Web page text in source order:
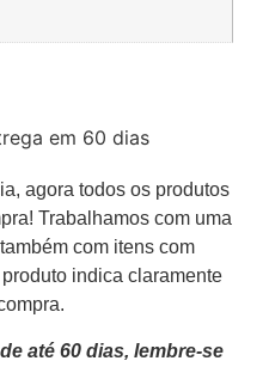
em 60 dias
agora todos os produtos
Trabalhamos com uma
com itens com
indica claramente
até 60 dias, lembre-se